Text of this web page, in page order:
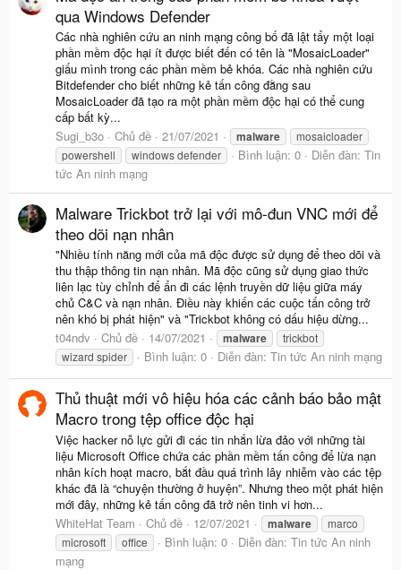
qua Windows Defender
Các nhà nghiên cứu an ninh mạng công bố đã lật tẩy một loại
phần mềm độc hại ít được biết đến có tên là "MosaicLoader"
giấu mình trong các phần mềm bẻ khóa. Các nhà nghiên cứu
Bitdefender cho biết những kẻ tấn công đằng sau
MosaicLoader đã tạo ra một phần mềm độc hại có thể cung
cấp bất kỳ...
Sugi_b3o
Chủ đề 21/07/2021 malware
mosaicloader
powershell
windows defender Bình luận: 0 Diễn đàn: Tin
tức An ninh mạng
Malware Trickbot trở lại với mô-đun VNC mới để
theo dõi nạn nhân
"Nhiều tính năng mới của mã độc được sử dụng để theo dõi và
thu thập thông tin nạn nhân. Mã độc cũng sử dụng giao thức
liên lạc tùy chỉnh để ẩn đi các lệnh truyền dữ liệu giữa máy
chủ C&C và nạn nhân. Điều này khiến các cuộc tấn công trở
nên khó bị phát hiện" và "Trickbot không có dấu hiệu dừng...
t04ndv
Chủ đề 14/07/2021 malware
trickbot
wizard spider
Bình luận: 0 Diễn đàn: Tin tức An ninh mạng
Thủ thuật mới vô hiệu hóa các cảnh báo bảo mật
Macro trong tệp office độc hại
Việc hacker nỗ lực gửi đi các tin nhắn lừa đảo với những tài
liệu Microsoft Office chứa các phần mềm tấn công để lừa nạn
nhân kích hoạt macro, bắt đầu quá trình lây nhiễm vào các tệp
khác đã là “chuyện thường ở huyện”. Nhưng theo một phát hiện
mới đây, những kẻ tấn công đã trở nên tinh vi hơn...
WhiteHat Team
Chủ đề 12/07/2021 malware
marco
microsoft
office Bình luận: 0 Diễn đàn: Tin tức An ninh
mạng